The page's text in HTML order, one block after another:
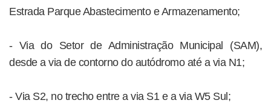
Estrada Parque Abastecimento e Armazenamento;
- Via do Setor de Administração Municipal (SAM),
desde a via de contorno do autódromo até a via N1;
- Via S2, no trecho entre a via S1 e a via W5 Sul;